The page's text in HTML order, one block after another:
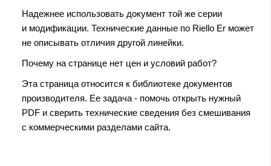
Надежнее использовать документ той же серии
и модификации. Технические данные по Riello Er может
не описывать отличия другой линейки.
Почему на странице нет цен и условий работ?
Эта страница относится к библиотеке документов
производителя. Ее задача - помочь открыть нужный
PDF и сверить технические сведения без смешивания
с коммерческими разделами сайта.